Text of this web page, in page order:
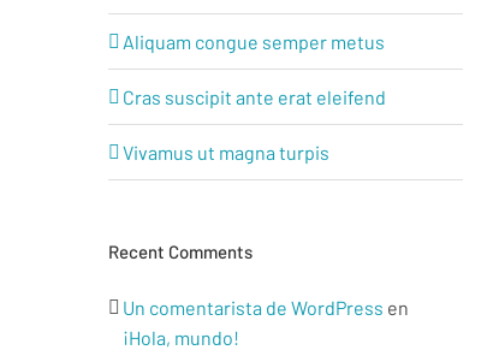
Aliquam congue semper metus
Cras suscipit ante erat eleifend
Vivamus ut magna turpis
Recent Comments
Un comentarista de WordPress en
¡Hola, mundo!